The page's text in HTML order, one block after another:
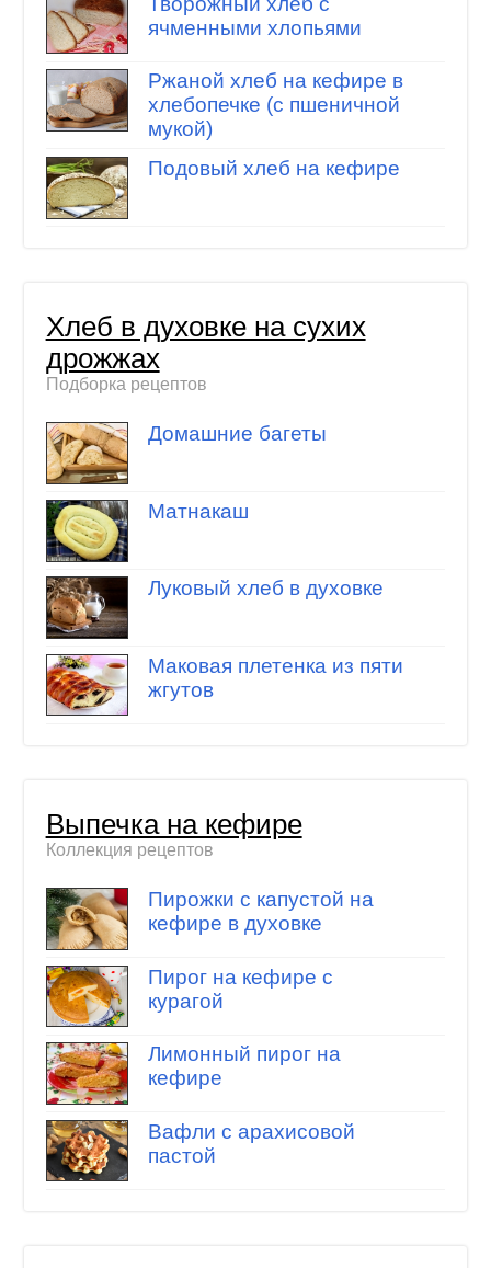
ячменными хлопьями
Ржаной хлеб на кефире в
хлебопечке (с пшеничной
мукой)
Подовый хлеб на кефире
Хлеб в духовке на сухих
дрожжах
Подборка рецептов
Домашние багеты
Матнакаш
Луковый хлеб в духовке
Маковая плетенка из пяти
жгутов
Выпечка на кефире
Коллекция рецептов
Пирожки с капустой на
кефире в духовке
Пирог на кефире с
курагой
Лимонный пирог на
кефире
Вафли с арахисовой
пастой